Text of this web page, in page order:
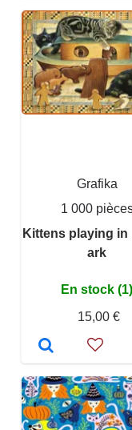
Grafika
1 000
Kittens playing in
ark
En stock (1)
15,00 €